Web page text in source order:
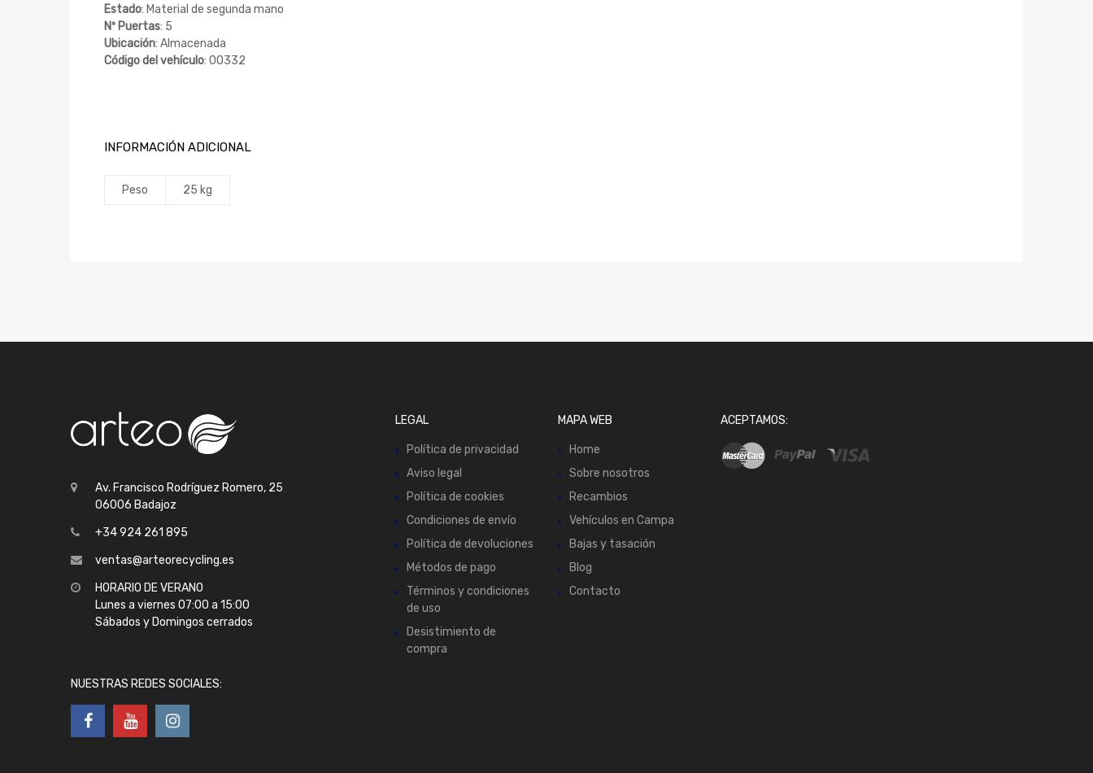
Estado: Material de segunda mano
Nº Puertas: 5
Ubicación: Almacenada
Código del vehículo: 00332
INFORMACIÓN ADICIONAL
Peso 25 kg
Av. Francisco Rodríguez Romero, 25
06006 Badajoz
+34 924 261 895
ventas@arteorecycling.es
HORARIO DE VERANO
Lunes a viernes 07:00 a 15:00
Sábados y Domingos cerrados
NUESTRAS REDES SOCIALES:
LEGAL
Política de privacidad
Aviso legal
Política de cookies
Condiciones de envío
Política de devoluciones
Métodos de pago
Términos y condiciones
de uso
Desistimiento de
compra
MAPA WEB
Home
Sobre nosotros
Recambios
Vehículos en Campa
Bajas y tasación
Blog
Contacto
ACEPTAMOS: